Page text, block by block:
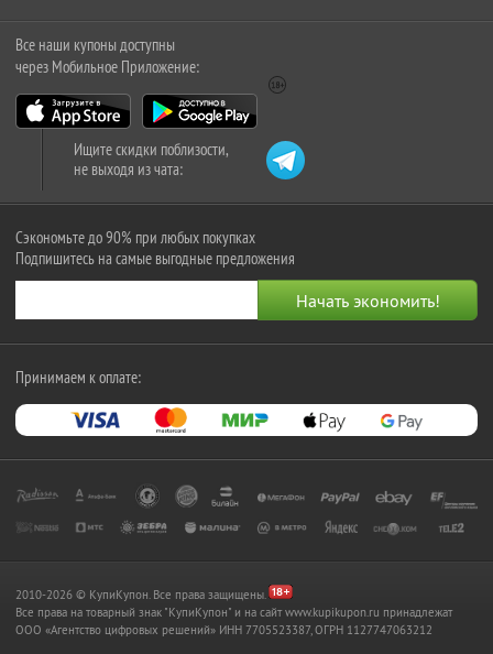
Все наши купоны доступны
через Мобильное Приложение:
Ищите скидки поблизости,
не выходя из чата:
Сэкономьте до 90% при любых покупках
Подпишитесь на самые выгодные предложения
Принимаем к оплате:
2010-2026 © КупиКупон. Все права защищены.
Все права на товарный знак "КупиКупон" и на сайт www.kupikupon.ru принадлежат
OOO «Агентство цифровых решений» ИНН 7705523387, ОГРН 1127747063212